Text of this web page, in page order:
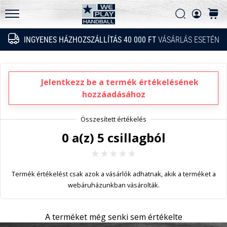
INGYENES HÁZHOZSZÁLLÍTÁS 40 000 FT VÁSÁRLÁS ESETÉN
WePlayHandball.hu
Keresés
kosár
Keresés
fel
technikai
újdonságokat
nézd
megéri-
SQD
GyIK
Adatvédelmi nyilatkozat
Jelentkezz be a termék értékelésének
hozzáadásához
0 a(z) 5 csillagból
Termék értékelést csak azok a vásárlók adhatnak, akik a terméket a
webáruházunkban vásárolták.
A terméket még senki sem értékelte